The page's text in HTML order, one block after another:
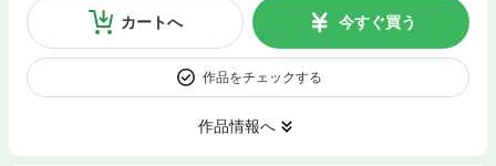
カートへ 今すぐ買う
作品をチェックする
作品情報へ